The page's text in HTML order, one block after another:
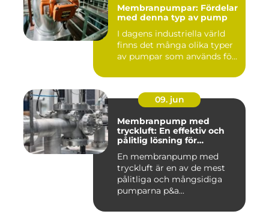
Membranpumpar: Fördelar
med denna typ av pump
I dagens industriella värld
finns det många olika typer
av pumpar som används fö...
09. jun
Membranpump med
tryckluft: En effektiv och
pålitlig lösning för
En membranpump med
tryckluft är en av de mest
pålitliga och mångsidiga
pumparna p&a...